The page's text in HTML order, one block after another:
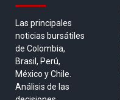
Las principales
noticias bursátiles
de Colombia,
Brasil, Perú,
México y Chile.
Análisis de las